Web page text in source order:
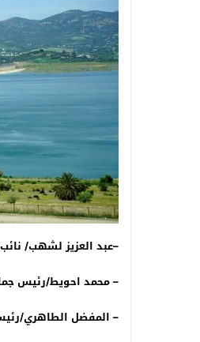
–عبد العزيز لشهب/
–محمد احويط/رئيس
–المفضل الطاهري/